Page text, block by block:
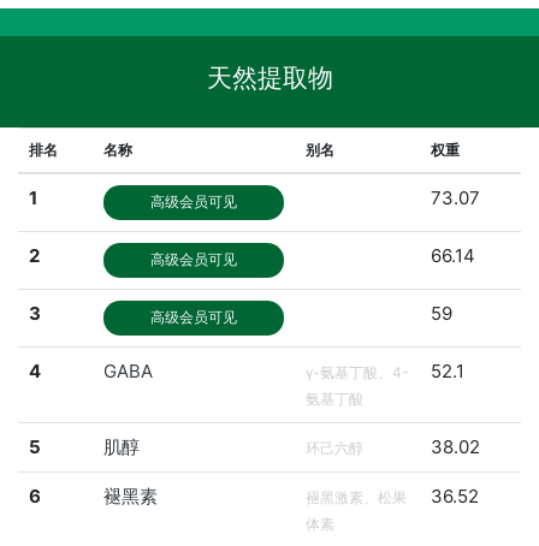
天然提取物
排名 名称 别名 权重
1 高级会员可见 73.07
2 高级会员可见 66.14
3 高级会员可见 59
4 GABA
γ-氨基丁酸、4-
氨基丁酸
52.1
5 肌醇 环己六醇 38.02
6 褪黑素
褪黑激素、松果
体素
36.52